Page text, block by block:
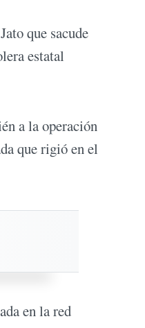
que sacude
estatal
a la operación
que rigió en el
en la red